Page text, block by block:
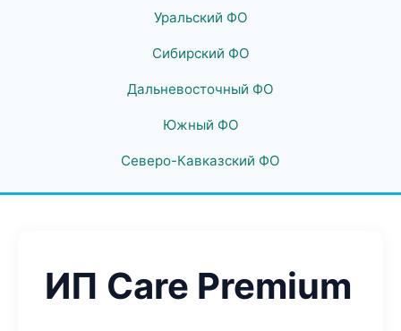
Уральский ФО
Сибирский ФО
Дальневосточный ФО
Южный ФО
Северо-Кавказский ФО
ИП Care Premium